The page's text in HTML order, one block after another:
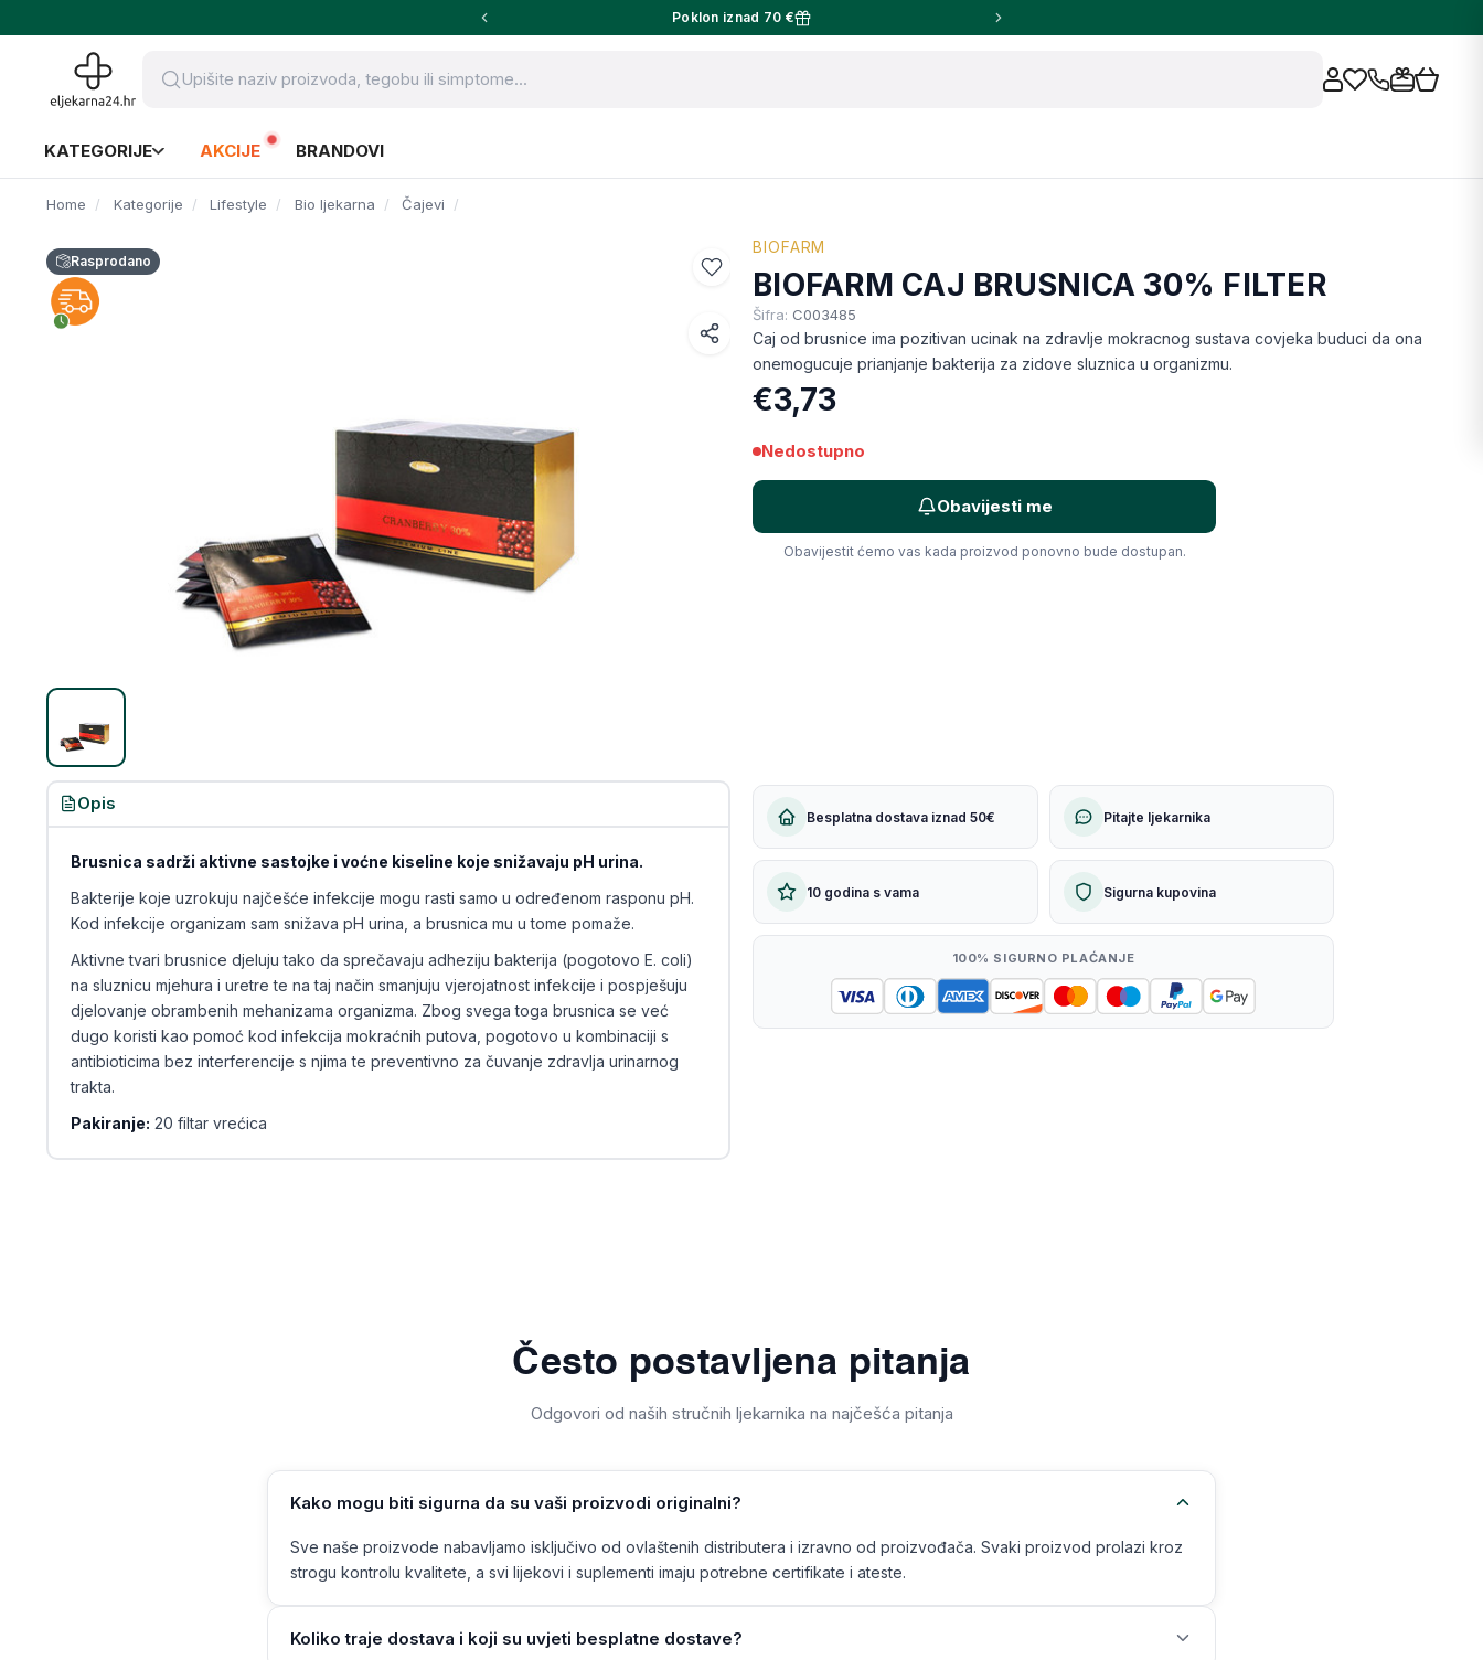
Poklon iznad 70 €
KATEGORIJE AKCIJE BRANDOVI
Home Kategorije Lifestyle Bio ljekarna Čajevi
BIOFARM
BIOFARM CAJ BRUSNICA 30% FILTER
Šifra: C003485
Caj od brusnice ima pozitivan ucinak na zdravlje mokracnog sustava covjeka buduci da ona
onemogucuje prianjanje bakterija za zidove sluznica u organizmu.
€3,73
Nedostupno
Obavijesti me
Obavijestit ćemo vas kada proizvod ponovno bude dostupan.
Rasprodano
X (Twitter)
Email
Kopiraj link
Besplatna dostava iznad 50€ Pitajte ljekarnika
10 godina s vama Sigurna kupovina
100% SIGURNO PLAĆANJE
Opis
Brusnica sadrži aktivne sastojke i voćne kiseline koje snižavaju pH urina.
Bakterije koje uzrokuju najčešće infekcije mogu rasti samo u određenom rasponu pH.
Kod infekcije organizam sam snižava pH urina, a brusnica mu u tome pomaže.
Aktivne tvari brusnice djeluju tako da sprečavaju adheziju bakterija (pogotovo E. coli)
na sluznicu mjehura i uretre te na taj način smanjuju vjerojatnost infekcije i pospješuju
djelovanje obrambenih mehanizama organizma. Zbog svega toga brusnica se već
dugo koristi kao pomoć kod infekcija mokraćnih putova, pogotovo u kombinaciji s
antibioticima bez interferencije s njima te preventivno za čuvanje zdravlja urinarnog
trakta.
Pakiranje: 20 filtar vrećica
Često postavljena pitanja
Odgovori od naših stručnih ljekarnika na najčešća pitanja
Kako mogu biti sigurna da su vaši proizvodi originalni?
Sve naše proizvode nabavljamo isključivo od ovlaštenih distributera i izravno od proizvođača. Svaki proizvod prolazi kroz
strogu kontrolu kvalitete, a svi lijekovi i suplementi imaju potrebne certifikate i ateste.
Koliko traje dostava i koji su uvjeti besplatne dostave?